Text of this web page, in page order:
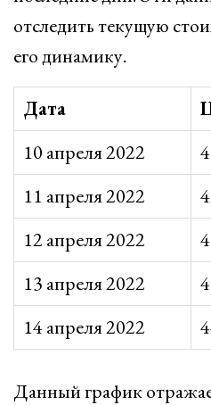
отследить текущую
его динамику.
Дата
10 апреля 2022
11 апреля 2022
12 апреля 2022
13 апреля 2022
14 апреля 2022
Данный график